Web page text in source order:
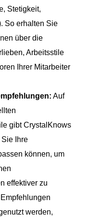
Stetigkeit,
So erhalten Sie
über die
Arbeitsstile
Ihrer Mitarbeiter
Auf
gibt CrystalKnows
Ihre
können, um
effektiver zu
werden,